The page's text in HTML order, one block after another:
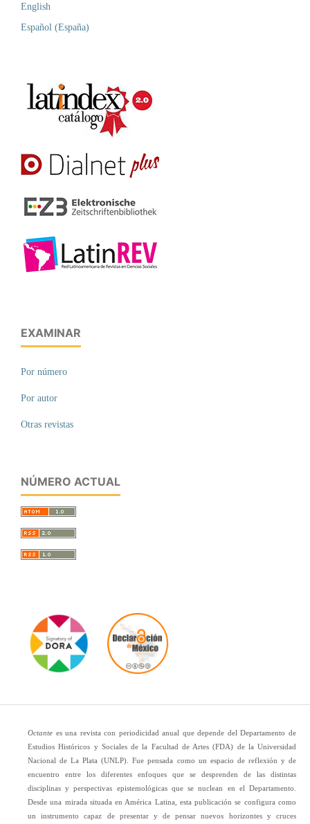
English
Español (España)
EXAMINAR
Por número
Por autor
Otras revistas
NÚMERO ACTUAL
Octante es una revista con periodicidad anual que depende del Departamento de
Estudios Históricos y Sociales de la Facultad de Artes (FDA) de la Universidad
Nacional de La Plata (UNLP). Fue pensada como un espacio de reflexión y de
encuentro entre los diferentes enfoques que se desprenden de las distintas
disciplinas y perspectivas epistemológicas que se nuclean en el Departamento.
Desde una mirada situada en América Latina, esta publicación se configura como
un instrumento capaz de presentar y de pensar nuevos horizontes y cruces